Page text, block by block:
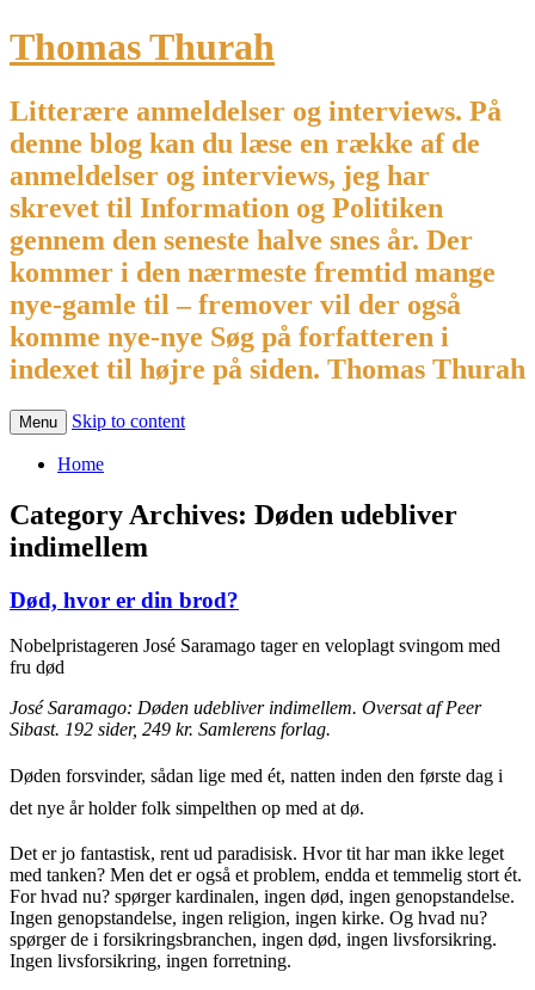
Thomas Thurah
Litterære anmeldelser og interviews. På
denne blog kan du læse en række af de
anmeldelser og interviews, jeg har
skrevet til Information og Politiken
gennem den seneste halve snes år. Der
kommer i den nærmeste fremtid mange
nye-gamle til – fremover vil der også
komme nye-nye Søg på forfatteren i
indexet til højre på siden. Thomas Thurah
Menu Skip to content
Home
Category Archives: Døden udebliver
indimellem
Død, hvor er din brod?
Nobelpristageren José Saramago tager en veloplagt svingom med
fru død
José Saramago: Døden udebliver indimellem. Oversat af Peer
Sibast. 192 sider, 249 kr. Samlerens forlag.
Døden forsvinder, sådan lige med ét, natten inden den første dag i
det nye år holder folk simpelthen op med at dø.
Det er jo fantastisk, rent ud paradisisk. Hvor tit har man ikke leget
med tanken? Men det er også et problem, endda et temmelig stort ét.
For hvad nu? spørger kardinalen, ingen død, ingen genopstandelse.
Ingen genopstandelse, ingen religion, ingen kirke. Og hvad nu?
spørger de i forsikringsbranchen, ingen død, ingen livsforsikring.
Ingen livsforsikring, ingen forretning.